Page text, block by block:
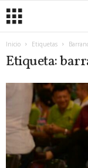
Inicio Etiquetas
Etiqueta: